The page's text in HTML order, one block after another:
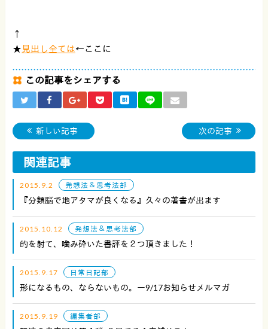
↑
★ 見出し全ては←ここに
この記事をシェアする
新しい記事 次の記事
関連記事
2015.9.2 発想法＆思考法部
『分類脳で地アタマが良くなる』久々の著書が出ます
2015.10.12 発想法＆思考法部
的を射て、噛み砕いた書評を２つ頂きました！
2015.9.17 日常日記部
形になるもの、ならないもの。ー9/17お知らせメルマガ
2015.9.19 編集者部